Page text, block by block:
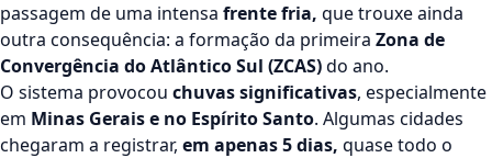
passagem de uma intensa frente fria, que trouxe ainda
outra consequência: a formação da primeira Zona de
Convergência do Atlântico Sul (ZCAS)do ano.
O sistema provocou chuvas significativas, especialmente
em Minas Gerais e no Espírito Santo. Algumas cidades
chegaram a registrar, em apenas 5 dias, quase todo o